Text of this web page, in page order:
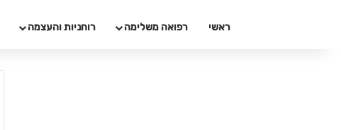
ראשי רפואה משלימה רוחניות והעצמה